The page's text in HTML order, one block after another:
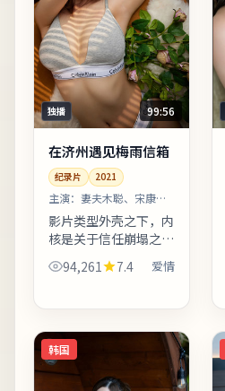
独播 99:56
在济州遇见梅雨信箱
纪录片 2021
主演： 妻夫木聪、宋康昊
影片类型外壳之下，内
核是关于信任崩塌之后
如何重建日常秩序。爱
情线并非主轴，却在关
化属正常现象，建议亲
自观...
94,261 7.4 爱情
韩国